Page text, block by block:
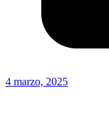
4 marzo, 2025